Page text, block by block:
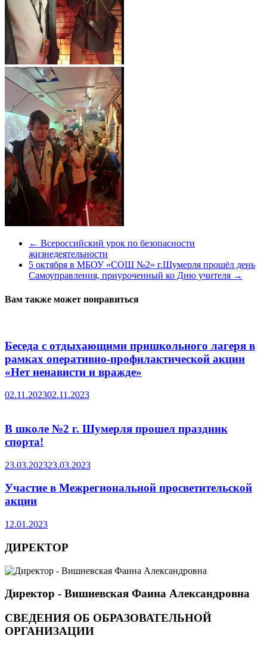
← Всероссийский урок по безопасности
жизнедеятельности
5 октября в МБОУ «СОШ №2» г.Шумерля прошёл день
Самоуправления, приуроченный ко Дню учителя →
Вам также может понравиться
Беседа с отдыхающими пришкольного лагеря в
рамках оперативно-профилактической акции
«Нет ненависти и вражде»
02.11.202302.11.2023
В школе №2 г. Шумерля прошел праздник
спорта!
23.03.202323.03.2023
Участие в Межрегиональной просветительской
акции
12.01.2023
ДИРЕКТОР
Директор - Вишневская Фаина Александровна
СВЕДЕНИЯ ОБ ОБРАЗОВАТЕЛЬНОЙ
ОРГАНИЗАЦИИ